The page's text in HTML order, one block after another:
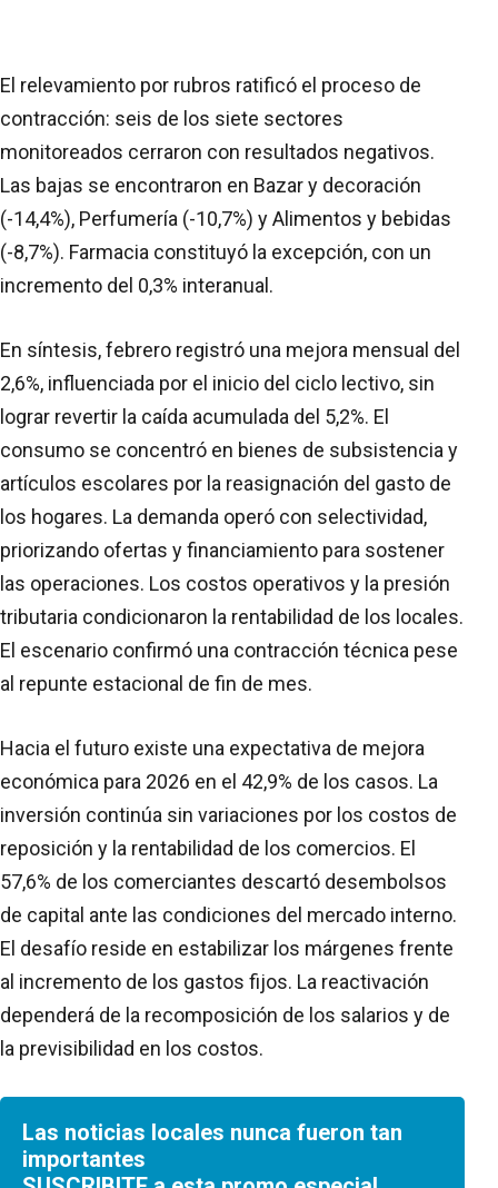
El relevamiento por rubros ratificó el proceso de
contracción: seis de los siete sectores
monitoreados cerraron con resultados negativos.
Las bajas se encontraron en Bazar y decoración
(-14,4%), Perfumería (-10,7%) y Alimentos y bebidas
(-8,7%). Farmacia constituyó la excepción, con un
incremento del 0,3% interanual.
En síntesis, febrero registró una mejora mensual del
2,6%, influenciada por el inicio del ciclo lectivo, sin
lograr revertir la caída acumulada del 5,2%. El
consumo se concentró en bienes de subsistencia y
artículos escolares por la reasignación del gasto de
los hogares. La demanda operó con selectividad,
priorizando ofertas y financiamiento para sostener
las operaciones. Los costos operativos y la presión
tributaria condicionaron la rentabilidad de los locales.
El escenario confirmó una contracción técnica pese
al repunte estacional de fin de mes.
Hacia el futuro existe una expectativa de mejora
económica para 2026 en el 42,9% de los casos. La
inversión continúa sin variaciones por los costos de
reposición y la rentabilidad de los comercios. El
57,6% de los comerciantes descartó desembolsos
de capital ante las condiciones del mercado interno.
El desafío reside en estabilizar los márgenes frente
al incremento de los gastos fijos. La reactivación
dependerá de la recomposición de los salarios y de
la previsibilidad en los costos.
Las noticias locales nunca fueron tan
importantes